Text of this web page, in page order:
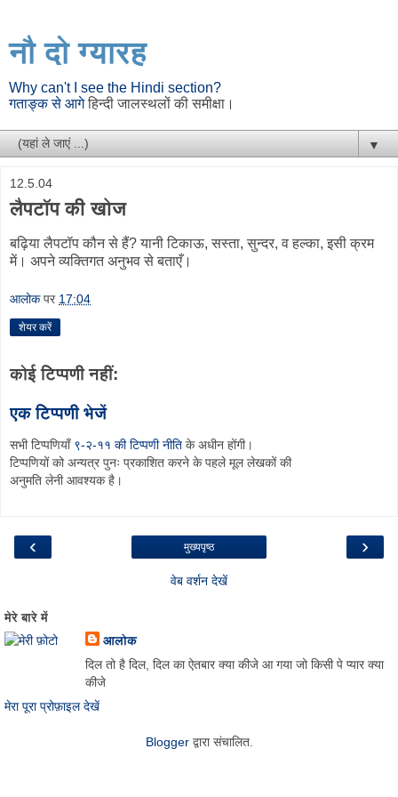
नौ दो ग्यारह
Why can't I see the Hindi section?
गताङ्क से आगेहिन्दी जालस्थलों की समीक्षा।
▼
12.5.04
लैपटॉप की खोज
बढ़िया लैपटॉप कौन से हैं? यानी टिकाऊ, सस्ता, सुन्दर, व हल्का, इसी क्रम
में। अपने व्यक्तिगत अनुभव से बताएँ।
आलोक पर 17:04
शेयर करें
कोई टिप्पणी नहीं:
एक टिप्पणी भेजें
सभी टिप्पणियाँ ९-२-११ की टिप्पणी नीति के अधीन होंगी।
टिप्पणियों को अन्यत्र पुनः प्रकाशित करने के पहले मूल लेखकों की
अनुमति लेनी आवश्यक है।
‹ ›
मुख्यपृष्ठ
वेब वर्शन देखें
मेरे बारे में
आलोक
दिल तो है दिल, दिल का ऐतबार क्या कीजे आ गया जो किसी पे प्यार क्या
कीजे
मेरा पूरा प्रोफ़ाइल देखें
Bloggerद्वारा संचालित.